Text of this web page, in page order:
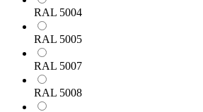
RAL 5004
RAL 5005
RAL 5007
RAL 5008